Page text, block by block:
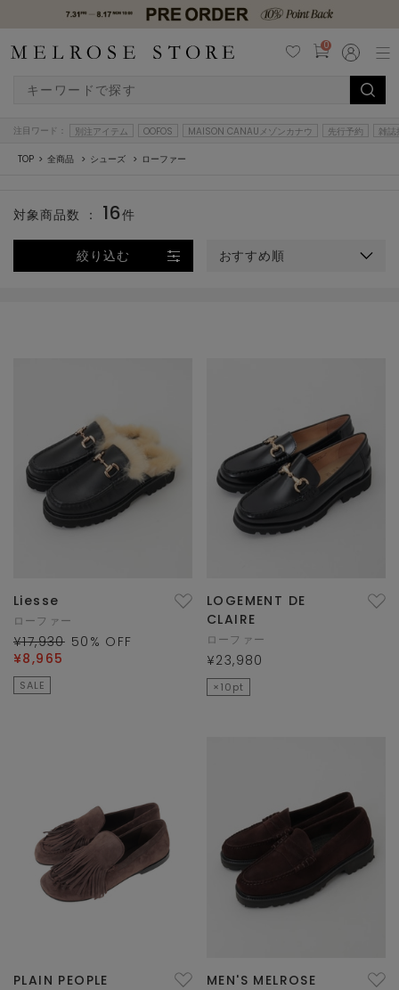
0
注目ワード： 別注アイテム OOFOS MAISON CANAUメゾンカナウ 先行予約 雑誌
TOP 全商品 シューズ ローファー
絞り込む おすすめ順
対象商品数 ： 16件
Liesse
ローファー
¥17,930 50 % OFF
¥8,965
SALE
LOGEMENT DE
CLAIRE
ローファー
¥23,980
×10pt
PLAIN PEOPLE MEN'S MELROSE